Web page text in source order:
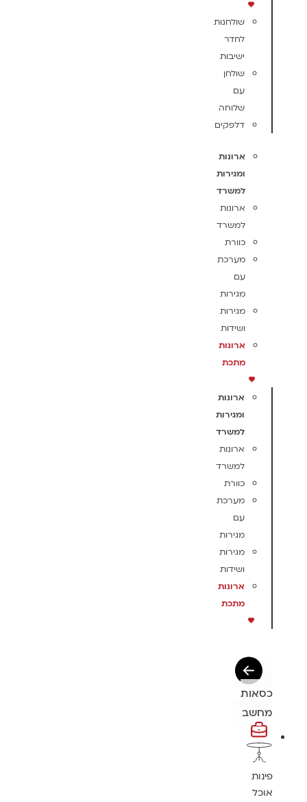
שולחנות
לחדר
ישיבות
שולחן
עם
שלוחה
דלפקים
ארונות
ומגירות
למשרד
ארונות
למשרד
כוורת
מערכת
עם
מגירות
מגירות
ושידות
ארונות
מתכת
ארונות
ומגירות
למשרד
ארונות
למשרד
כוורת
מערכת
עם
מגירות
מגירות
ושידות
ארונות
מתכת
כסאות
מחשב
פינות
אוכל